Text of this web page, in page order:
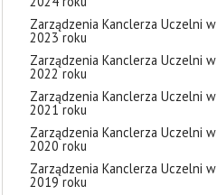
Zarządzenia Kanclerza Uczelni w
2023 roku
Zarządzenia Kanclerza Uczelni w
2022 roku
Zarządzenia Kanclerza Uczelni w
2021 roku
Zarządzenia Kanclerza Uczelni w
2020 roku
Zarządzenia Kanclerza Uczelni w
2019 roku